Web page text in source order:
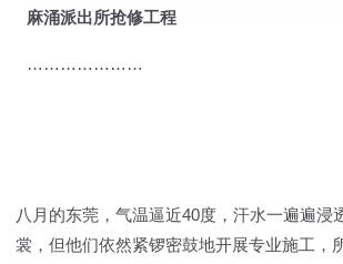
麻涌派出所抢修工程
…………………
八月的东莞，气温逼近40度，汗水一遍遍浸
裳，但他们依然紧锣密鼓地开展专业施工，